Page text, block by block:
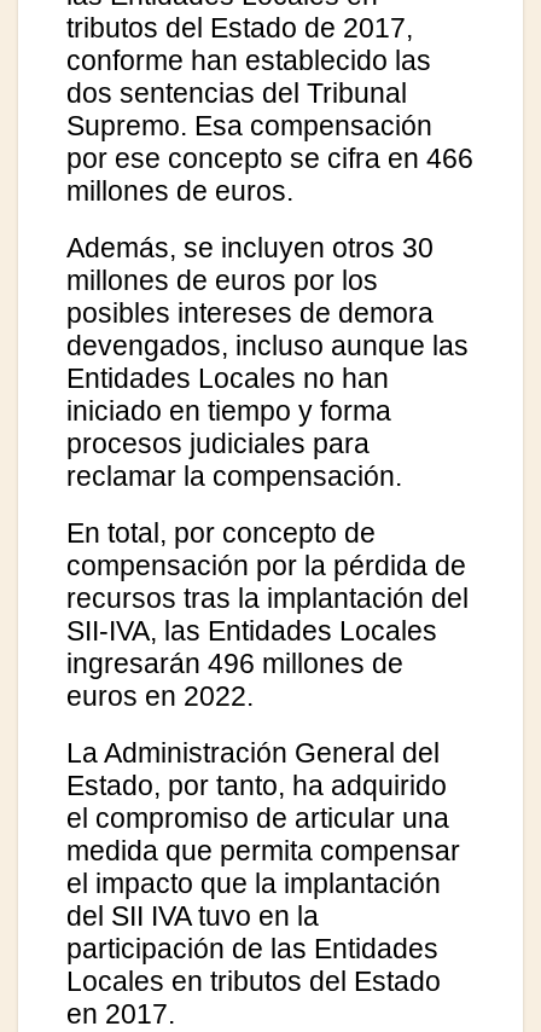
tributos del Estado de 2017,
conforme han establecido las
dos sentencias del Tribunal
Supremo. Esa compensación
por ese concepto se cifra en 466
millones de euros.
Además, se incluyen otros 30
millones de euros por los
posibles intereses de demora
devengados, incluso aunque las
Entidades Locales no han
iniciado en tiempo y forma
procesos judiciales para
reclamar la compensación.
En total, por concepto de
compensación por la pérdida de
recursos tras la implantación del
SII-IVA, las Entidades Locales
ingresarán 496 millones de
euros en 2022.
La Administración General del
Estado, por tanto, ha adquirido
el compromiso de articular una
medida que permita compensar
el impacto que la implantación
del SII IVA tuvo en la
participación de las Entidades
Locales en tributos del Estado
en 2017.